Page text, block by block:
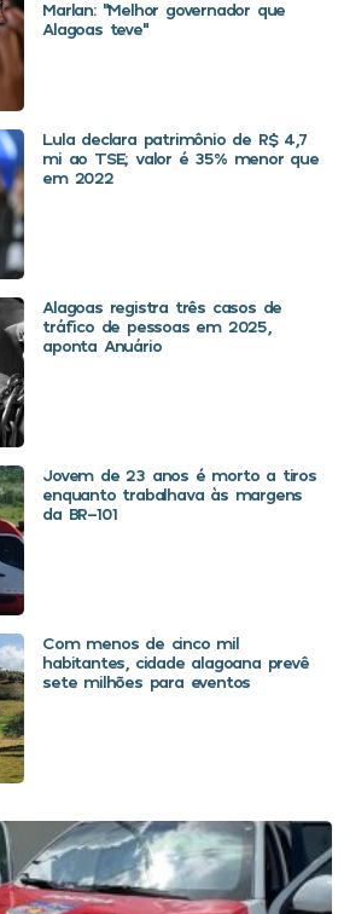
Marlan: “Melhor governador que
Alagoas teve”
Lula declara patrimônio de R$ 4,7
mi ao TSE; valor é 35% menor que
em 2022
Alagoas registra três casos de
tráfico de pessoas em 2025,
aponta Anuário
Jovem de 23 anos é morto a tiros
enquanto trabalhava às margens
da BR-101
Com menos de cinco mil
habitantes, cidade alagoana prevê
sete milhões para eventos